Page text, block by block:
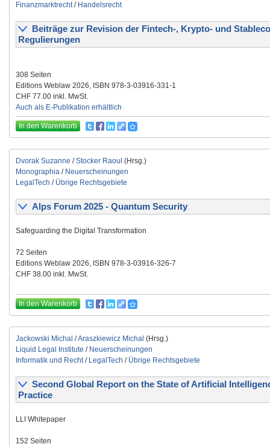
Finanzmarktrecht/ Handelsrecht
Beiträge zur Revision der Fintech-, Krypto- und
Regulierungen
308 Seiten
Editions Weblaw 2026, ISBN 978-3-03916-331-1
CHF 77.00 inkl. MwSt.
Auch als E-Publikation erhältlich
In den Warenkorb
Dvorak Suzanne /Stocker Raoul (Hrsg.)
Monographia / Neuerscheinungen
LegalTech / Übrige Rechtsgebiete
Alps Forum 2025 - Quantum Security
Safeguarding the Digital Transformation
72 Seiten
Editions Weblaw 2026, ISBN 978-3-03916-326-7
CHF 38.00 inkl. MwSt.
In den Warenkorb
Jackowski Michal /Araszkiewicz Michal (Hrsg.)
Liquid Legal Institute / Neuerscheinungen
Informatik und Recht/ LegalTech / Übrige Rechtsgebiete
Second Global Report on the State of Artificial
Practice
LLI Whitepaper
152 Seiten